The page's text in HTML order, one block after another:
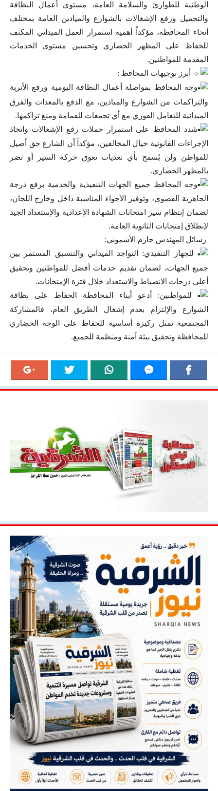
الوطنية للطوارئ والسلامة العامة، مستوى أعمال النظافة
والتجميل ورفع الإشغالات بالشوارع والميادين العامة بمختلف
أنحاء المحافظة، مؤكداً أهمية استمرار العمل الميداني المكثف
للحفاظ على المظهر الحضاري وتحسين مستوى الخدمات
المقدمة للمواطنين.
أبرز توجيهات المحافظ :
وجه المحافظ بمواصلة أعمال النظافة اليومية ورفع الأتربة
والتراكمات من الشوارع والميادين، مع الدفع بالمعدات والفرق
الميدانية للتعامل الفوري مع أي تجمعات للقمامة ومنع تراكمها.
شدد المحافظ على استمرار حملات رفع الإشغالات واتخاذ
الإجراءات القانونية حيال المخالفين، مؤكداً أن الشارع حق أصيل
للمواطن ولن يُسمح بأي تعديات تعوق حركة السير أو تضر
بالمظهر الحضاري.
وجه المحافظ جميع الجهات التنفيذية والخدمية برفع درجة
الجاهزية القصوى، وتوفير الأجواء المناسبة داخل وخارج اللجان،
لضمان إنتظام سير امتحانات الشهادة الإعدادية والإستعداد الجيد
لإنطلاق إمتحانات الثانوية العامة.
رسائل المهندس حازم الأشموني:
للجهاز التنفيذي: التواجد الميداني والتنسيق المستمر بين
جميع الجهات، لضمان تقديم خدمات أفضل للمواطنين وتحقيق
أعلى درجات الانضباط والاستعداد خلال فترة الإمتحانات.
للمواطنين: أدعو أبناء المحافظة الحفاظ على نظافة
الشوارع والإلتزام بعدم إشغال الطريق العام، فالمشاركة
المجتمعية تمثل ركيزة أساسية للحفاظ على الوجه الحضاري
للمحافظة وتحقيق بيئة آمنة ومنظمة للجميع.